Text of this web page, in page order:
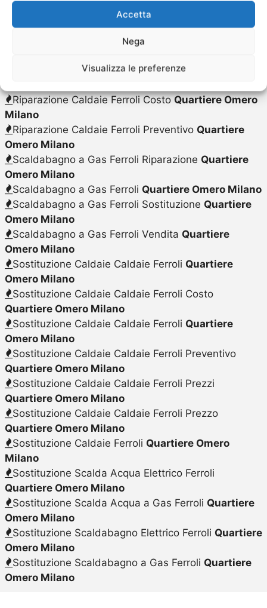
Accetta
Nega
Visualizza le preferenze
Quartiere Omero Milano
Pulizia Caldaie FerroliQuartiere Omero Milano
Pulizia Caldaie Ferroli Costo
Riparazione Caldaie FerroliQuartiere Omero
Riparazione Caldaie Ferroli CostoQuartiere Omero
Milano
Riparazione Caldaie Ferroli Preventivo Quartiere
Omero Milano
Scaldabagno a Gas Ferroli Riparazione Quartiere
Omero Milano
Scaldabagno a Gas Ferroli Quartiere Omero Milano
Scaldabagno a Gas Ferroli Sostituzione Quartiere
Omero Milano
Scaldabagno a Gas Ferroli Vendita Quartiere
Omero Milano
Sostituzione Caldaie Caldaie Ferroli Quartiere
Omero Milano
Sostituzione Caldaie Caldaie Ferroli Costo
Quartiere Omero Milano
Sostituzione Caldaie Caldaie Ferroli Quartiere
Omero Milano
Sostituzione Caldaie Caldaie Ferroli Preventivo
Quartiere Omero Milano
Sostituzione Caldaie Caldaie Ferroli Prezzi
Quartiere Omero Milano
Sostituzione Caldaie Caldaie Ferroli Prezzo
Quartiere Omero Milano
Sostituzione Caldaie Ferroli Quartiere Omero
Milano
Sostituzione Scalda Acqua Elettrico Ferroli
Quartiere Omero Milano
Sostituzione Scalda Acqua a Gas Ferroli Quartiere
Omero Milano
Sostituzione Scaldabagno Elettrico Ferroli Quartiere
Omero Milano
Sostituzione Scaldabagno a Gas Ferroli Quartiere
Omero Milano